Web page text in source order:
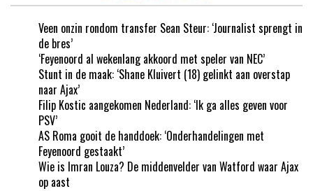
Veen onzin rondom transfer Sean Steur: ‘Journalist sprengt in
de bres’
‘Feyenoord al wekenlang akkoord met speler van NEC’
Stunt in de maak: ‘Shane Kluivert (18) gelinkt aan overstap
naar Ajax’
Filip Kostic aangekomen Nederland: ‘Ik ga alles geven voor
PSV’
AS Roma gooit de handdoek: ‘Onderhandelingen met
Feyenoord gestaakt’
Wie is Imran Louza? De middenvelder van Watford waar Ajax
op aast